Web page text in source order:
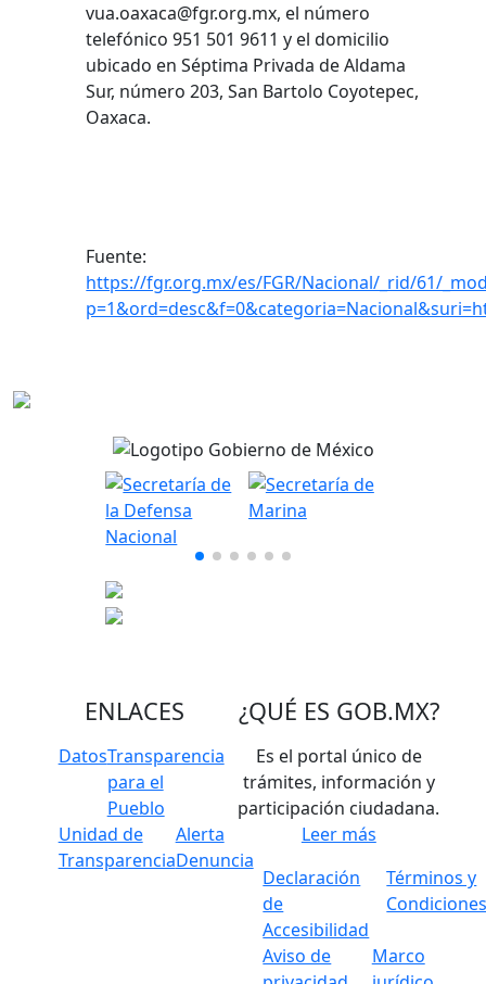
vua.oaxaca@fgr.org.mx, el número
telefónico 951 501 9611 y el domicilio
ubicado en Séptima Privada de Aldama
Sur, número 203, San Bartolo Coyotepec,
Oaxaca.
Fuente:
https://fgr.org.mx/es/FGR/Nacional/_rid/61/
ENLACES
DatosTransparencia
para el
Pueblo
Unidad de
Transparencia
Alerta
Denuncia
¿QUÉ ES GOB.MX?
Es el portal único de
trámites, información y
participación ciudadana.
Leer más
Declaración
de
Accesibilidad
Términos y
Aviso de
Marco